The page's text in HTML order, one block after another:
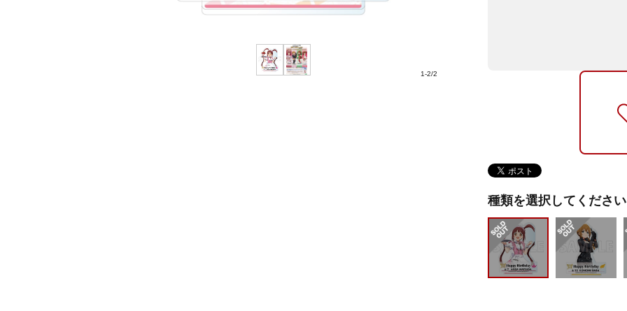
1-2/2
種類を選択してください